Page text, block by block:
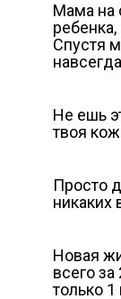
Мама на
ребенка,
Спустя
навсегда
Не ешь
твоя
Просто
никаких
Новая
всего
только